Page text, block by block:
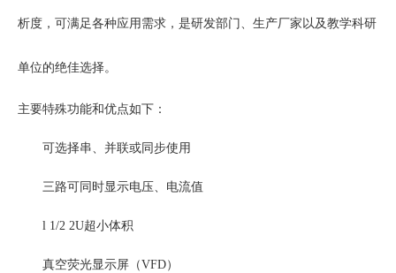
析度，可满足各种应用需求，是研发部门、生产厂家以及教学科研
单位的绝佳选择。
主要特殊功能和优点如下：
可选择串、并联或同步使用
三路可同时显示电压、电流值
l 1/2 2U超小体积
真空荧光显示屏（VFD）